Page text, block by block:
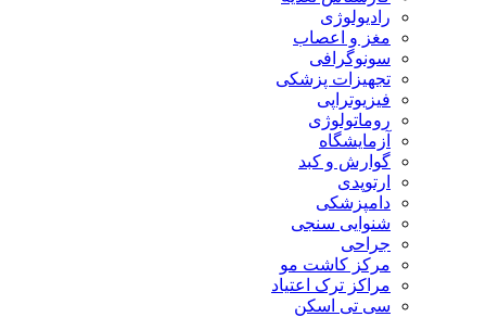
رادیولوژی
مغز و اعصاب
سونوگرافی
تجهیزات پزشکی
فیزیوتراپی
روماتولوژی
آزمایشگاه
گوارش و کبد
ارتوپدی
دامپزشکی
شنوایی سنجی
جراحی
مرکز کاشت مو
مراکز ترک اعتیاد
سی تی اسکن